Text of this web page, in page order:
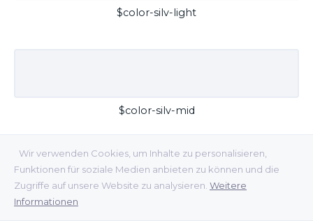
Wir verwenden Cookies, um Inhalte zu personalisieren,
Funktionen für soziale Medien anbieten zu können und die
Zugriffe auf unsere Website zu analysieren. Weitere
Informationen
$color-silv-light
$color-silv-mid